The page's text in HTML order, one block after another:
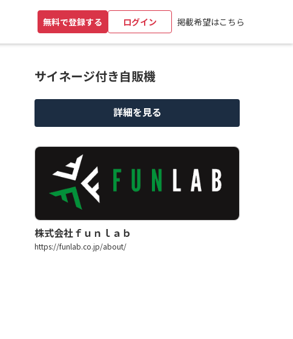
サイネージ付き自販機
詳細を見る
株式会社ｆｕｎｌａｂ
https://funlab.co.jp/about/
無料で登録する ログイン 掲載希望はこちら